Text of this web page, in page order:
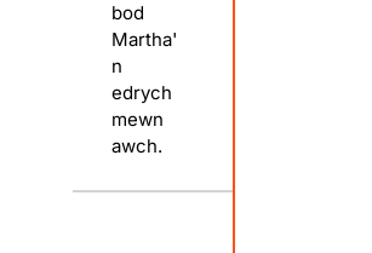
bod
Martha'
n
edrych
mewn
awch.